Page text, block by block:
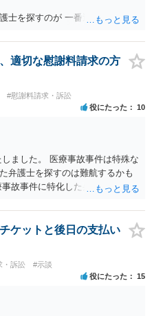
士を探すのが 一番近道だね。
適切な慰謝料請求の方
#慰謝料請求・訴訟
役にたった 10
ました。 医療事故事件は特殊な
弁護士を探すのは難航するかも
故事件に特化した弁護士でなく
、本件では過失自体には争いが
トになります。 損害額に立証に
で考えればよいので、対応でき
渉については、ご自身で対応さ
方保険会社は容易に増額に応じ
、裁判基準での和解は難しい）
により提示額が大きく変わるこ
士に依頼した上での交渉をお勧
ケットと後日の支払い
・訴訟 #示談
役にたった 15